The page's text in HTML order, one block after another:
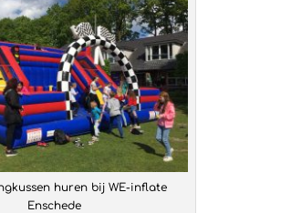
huren bij WE-inflate
Enschede